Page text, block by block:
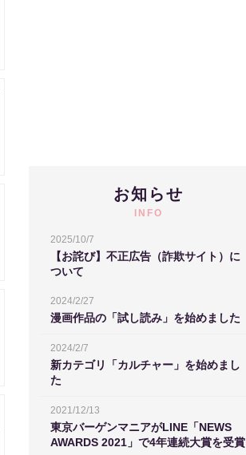
お知らせ
INFO
2025/10/7
【お詫び】不正広告（詐欺サイト）に
ついて
2024/2/27
漫画作品の「試し読み」を始めました
2024/2/7
新カテゴリ「カルチャー」を始めまし
た
2021/12/13
東京バーゲンマニアがLINE「NEWS
AWARDS 2021」で4年連続大賞を受賞